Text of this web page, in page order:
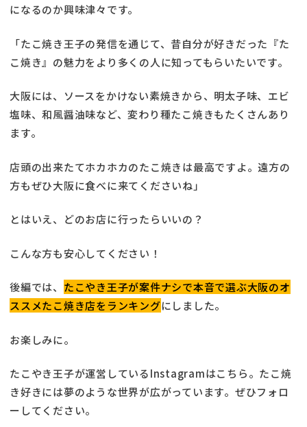
になるのか興味津々です。
「たこ焼き王子の発信を通じて、昔自分が好きだった『た
こ焼き』の魅力をより多くの人に知ってもらいたいです。
大阪には、ソースをかけない素焼きから、明太子味、エビ
塩味、和風醤油味など、変わり種たこ焼きもたくさんあり
ます。
店頭の出来たてホカホカのたこ焼きは最高ですよ。遠方の
方もぜひ大阪に食べに来てくださいね」
とはいえ、どのお店に行ったらいいの？
こんな方も安心してください！
後編では、 たこやき王子が案件ナシで本音で選ぶ大阪のオ
ススメたこ焼き店をランキングにしました。
お楽しみに。
たこやき王子が運営しているInstagramはこちら。たこ焼
き好きには夢のような世界が広がっています。ぜひフォロ
ーしてください。